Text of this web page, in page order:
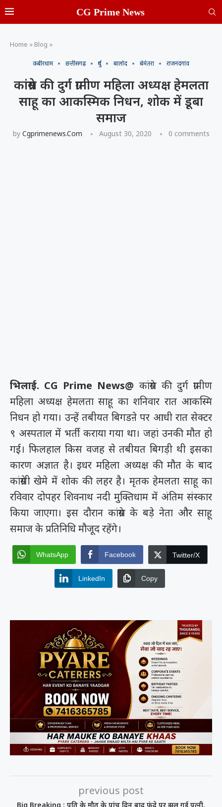
CG Prime News
Home » Blog »
कबीरधाम छत्तीसगढ़ दुर्ग बालोद बेमेतरा राजनंदगांव
कांग्रेस की दुर्ग ग्रामीण महिला अध्यक्ष हेमलता
साहू का आकस्मिक निधन, शोक में डूबा
समाज
by Cgprimenews.com August 30, 2020 0 comments
भिलाई. CG Prime News@ कांग्रेस की दुर्ग ग्रामीण
महिला अध्यक्ष हेमलता साहू का शनिवार रात आकस्मि
निधन हो गया। उन्हें तबीयत बिगडऩे पर आधी रात सेक्टर
९ अस्पताल में भर्ती कराया गया था। जहां उनकी मौत हो
गई। फिलहाल किस वजह से तबीयत बिगड़ी थी इसका
कारण अज्ञात है। इधर महिला अध्यक्ष की मौत के बाद
कांग्रेसी खेमे में शोक की लहर है। मृतक हेमलता साहू का
रविवार दोपहर शिवनाथ नदी मुक्तिधाम में अंतिम संस्कार
किया जाएगा। इस दौरान कांग्रेस के बड़े नेता और साहू
समाज के प्रतिनिधि मौजूद रहेंगे।
WhatsApp Facebook Twitter/X
LinkedIn Copy
previous post
Big Breaking : पति के मौत के पांच दिन बाद फंदे पर झूल गई पत्नी,